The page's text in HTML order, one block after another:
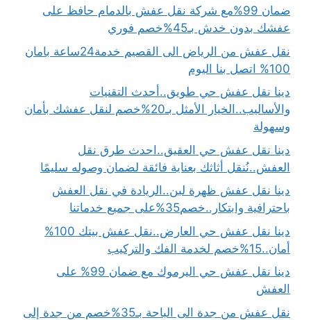
ضمان 99%مع شركة نقل عفش بالدمام حافظ على
عفشك بدون خدش بـ45%خصم فوري
نقل عفش من الرياض الى القصيم خدمة24ساعة بامان
100% اتصل بنا اليوم
دينا نقل عفش حي طويق..أحدث التقنيات
والأساليب..الخيار الأمثل بـ20%خصم لنقل عفشك بأمان
وسهولة
دينا نقل عفش حي العقيق..احدث طرق نقل
العفش..نُنقل أثاثك بعناية فائقة لضمان وصوله سليمًا
دينا نقل عفش ظهرة لبن..الريادة في نقل العفش
باحترافية وابتكار..خصم35%على جميع خدماتنا
دينا نقل عفش حي العارض..نقل عفش بيتك 100%
أمان..15%خصم لخدمة الفك والتركيب
دينا نقل عفش حي اليرموك مع ضمان 99% على
العفش
نقل عفش من جدة الى الباحة بـ35%خصم من جدة إلى